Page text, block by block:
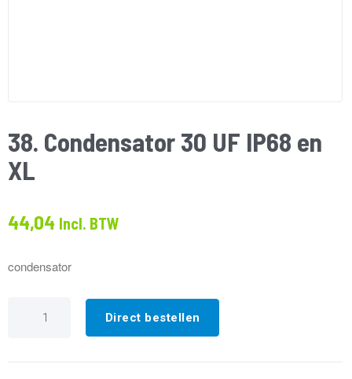
38. Condensator 30 UF IP68 en
XL
44,04 Incl. BTW
condensator
Condensator
Direct bestellen